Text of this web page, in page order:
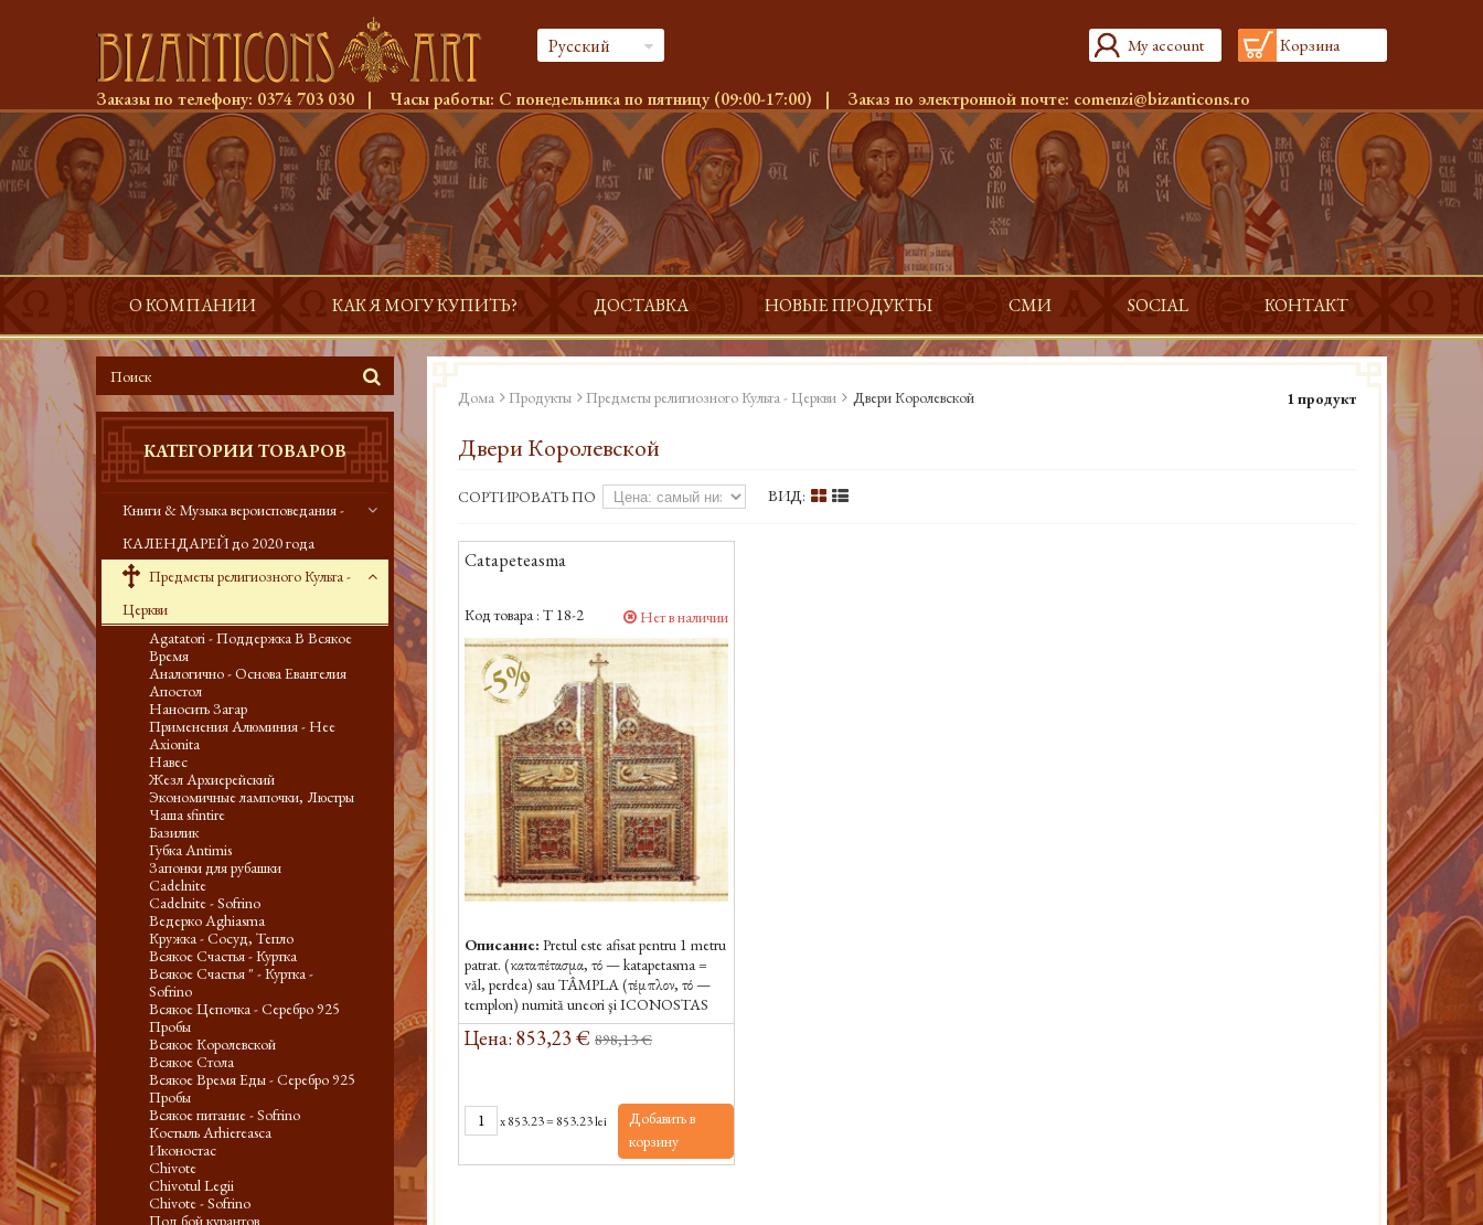
Русский My account Корзина
Заказы по телефону: 0374 703 030 | Часы работы: С понедельника по пятницу (09:00-17:00) | Заказ по электронной почте: comenzi@bizanticons.ro
О КОМПАНИИ КАК Я МОГУ КУПИТЬ? ДОСТАВКА НОВЫЕ ПРОДУКТЫ СМИ SOCIAL КОНТАКТ
КАТЕГОРИИ ТОВАРОВ
Книги & Музыка вероисповедания -
КАЛЕНДАРЕЙ до 2020 года
Предметы религиозного Культа -
Церкви
Agatatori - Поддержка В Всякое
Время
Аналогично - Основа Евангелия
Апостол
Наносить Загар
Применения Алюминия - Нее
Axionita
Навес
Жезл Архиерейский
Экономичные лампочки, Люстры
Чаша sfintire
Базилик
Губка Antimis
Запонки для рубашки
Cadelnite
Cadelnite - Sofrino
Ведерко Aghiasma
Кружка - Сосуд, Тепло
Всякое Счастья - Куртка
Всякое Счастья " - Куртка -
Sofrino
Всякое Цепочка - Серебро 925
Пробы
Всякое Королевской
Всякое Стола
Всякое Время Еды - Серебро 925
Пробы
Всякое питание - Sofrino
Костыль Arhiereasca
Иконостас
Chivote
Chivotul Legii
Chivote - Sofrino
Под бой курантов
Дома Продукты Предметы религиозного Культа - Церкви Двери Королевской 1 продукт
Двери Королевской
СОРТИРОВАТЬ ПО ВИД:
Catapeteasma
Код товара : T 18-2 Нет в наличии
-5%
Описание: Pretul este afisat pentru 1 metru
patrat. (καταπέτασμα, τό — katapetasma =
văl, perdea) sau TÂMPLA (τέμπλον, τό —
templon) numită uneori şi ICONOSTAS
(εἰκονοστάσιον, τό — ikonostasion, de la...
Цена: 853,23 € 898,13 €
x853.23= 853.23 lei
Добавить в
корзину